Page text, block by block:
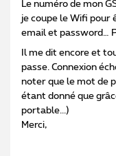
Le numéro de mon
je coupe le Wifi pour
email et password…
Il me dit encore et
passe. Connexion
noter que le mot de
étant donné que
portable...)
Merci,